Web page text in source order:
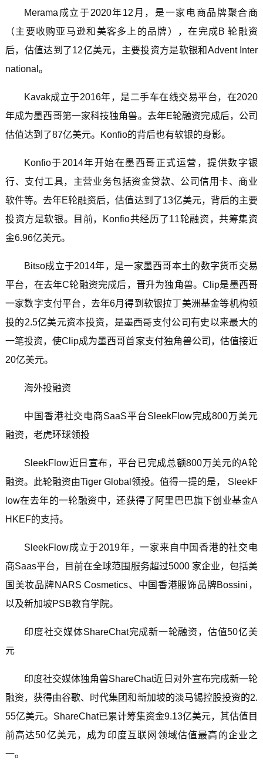
Merama成立于2020年12月，是一家电商品牌聚合商
（主要收购亚马逊和美客多上的品牌），在完成B 轮融资
后，估值达到了12亿美元，主要投资方是软银和Advent Inter
national。
Kavak成立于2016年，是二手车在线交易平台，在2020
年成为墨西哥第一家科技独角兽。去年E轮融资完成后，公司
估值达到了87亿美元。Konfio的背后也有软银的身影。
Konfio于2014年开始在墨西哥正式运营，提供数字银
行、支付工具，主营业务包括资金贷款、公司信用卡、商业
软件等。去年E轮融资后，估值达到了13亿美元，背后的主要
投资方是软银。目前，Konfio共经历了11轮融资，共筹集资
金6.96亿美元。
Bitso成立于2014年，是一家墨西哥本土的数字货币交易
平台，在去年C轮融资完成后，晋升为独角兽。Clip是墨西哥
一家数字支付平台，去年6月得到软银拉丁美洲基金等机构领
投的2.5亿美元资本投资，是墨西哥支付公司有史以来最大的
一笔投资，使Clip成为墨西哥首家支付独角兽公司，估值接近
20亿美元。
海外投融资
中国香港社交电商SaaS平台SleekFlow完成800万美元
融资，老虎环球领投
SleekFlow近日宣布，平台已完成总额800万美元的A轮
融资。此轮融资由Tiger Global领投。值得一提的是， SleekF
low在去年的一轮融资中，还获得了阿里巴巴旗下创业基金A
HKEF的支持。
SleekFlow成立于2019年，一家来自中国香港的社交电
商Saas平台，目前在全球范围服务超过5000 家企业，包括美
国美妆品牌NARS Cosmetics、中国香港服饰品牌Bossini，
以及新加坡PSB教育学院。
印度社交媒体ShareChat完成新一轮融资，估值50亿美
元
印度社交媒体独角兽ShareChat近日对外宣布完成新一轮
融资，获得由谷歌、时代集团和新加坡的淡马锡控股投资的2.
55亿美元。ShareChat已累计筹集资金9.13亿美元，其估值目
前高达50亿美元，成为印度互联网领域估值最高的企业之
一。